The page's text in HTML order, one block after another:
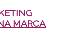
MARCA